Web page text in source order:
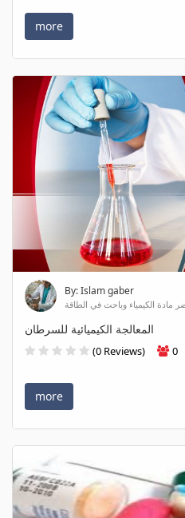
more
By: Islam gaber
المعالجة الكيميائية للسرطان
(0 Reviews) 0
more